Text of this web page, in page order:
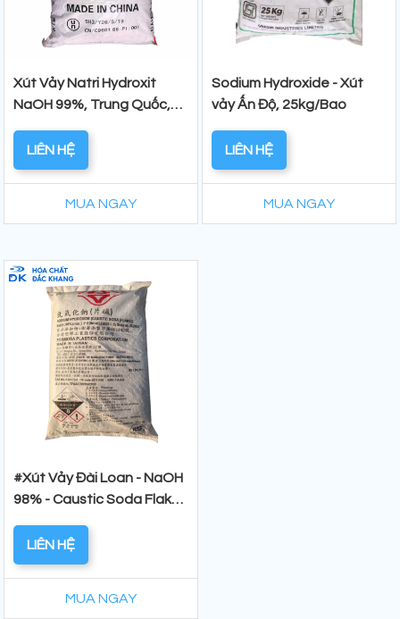
Xút Vảy Natri Hydroxit
NaOH 99%, Trung Quốc,
LIÊN HỆ
MUA NGAY
Sodium Hydroxide - Xút
vảy Ấn Độ, 25kg/Bao
LIÊN HỆ
MUA NGAY
#Xút Vảy Đài Loan - NaOH
98% - Caustic Soda Flakes
LIÊN HỆ
MUA NGAY